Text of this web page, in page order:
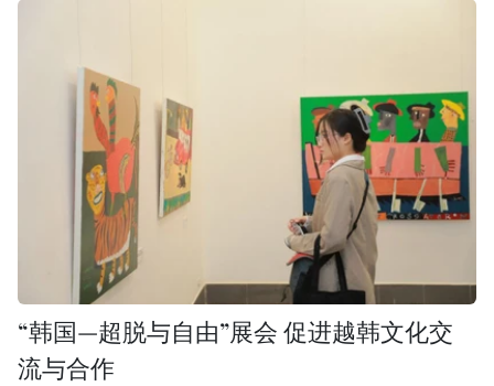
“韩国—超脱与自由”展会 促进越韩文化交
流与合作